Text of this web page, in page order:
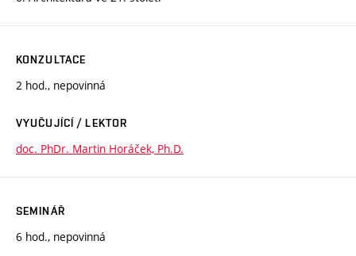
KONZULTACE
2 hod., nepovinná
VYUČUJÍCÍ / LEKTOR
doc. PhDr. Martin Horáček, Ph.D.
SEMINÁŘ
6 hod., nepovinná